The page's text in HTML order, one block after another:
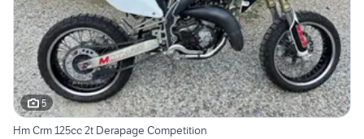
5
Hm Crm 125cc 2t Derapage Competition